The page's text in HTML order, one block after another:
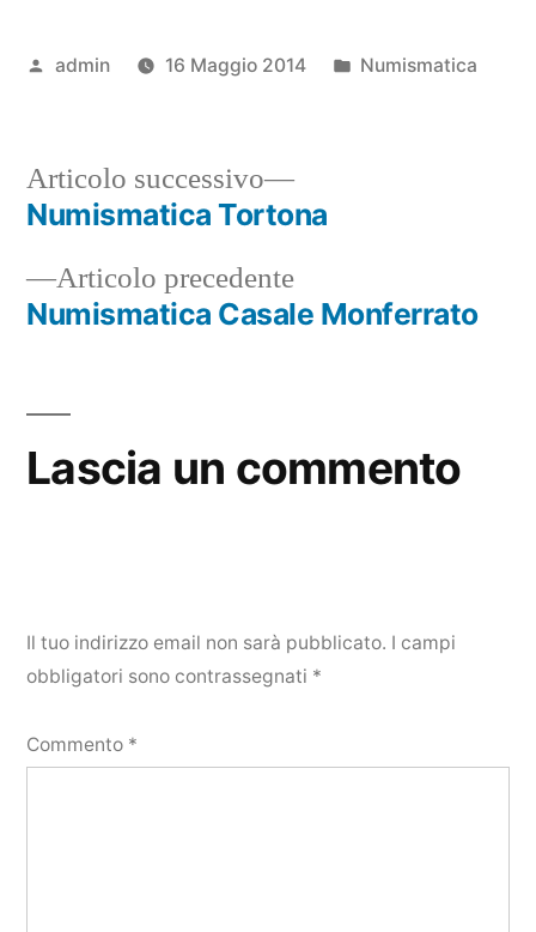
Pubblicato
admin 16 Maggio 2014
Pubblicato
Numismatica
Navigazione
articoli
Articolo precedenteArticolo
precedente:
Numismatica Casale Monferrato
Articolo successivo
Articolo
successivo:
Numismatica Tortona
Lascia un commento
Il tuo indirizzo email non sarà pubblicato. I campi
obbligatori sono contrassegnati *
Commento *